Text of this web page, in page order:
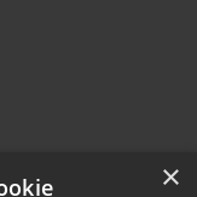
×